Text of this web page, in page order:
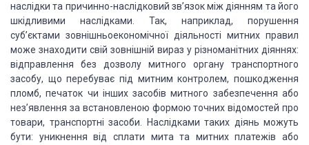
наслідки та причинно-наслідковий зв’язок між діянням та його
шкідливими наслідками. Так, наприклад, порушення
суб’єктами зовнішньоекономічної діяльності митних правил
може знаходити свій зовнішній вираз у різноманітних діяннях:
відправлення без дозволу митного органу транспортного
засобу, що перебуває під митним контролем, пошкодження
пломб, печаток чи інших засобів митного забезпечення або
нез’явлення за встановленою формою точних відомостей про
товари, транспортні засоби.
Наслідками таких діянь можуть
бути: уникнення від сплати мита та митних платежів або